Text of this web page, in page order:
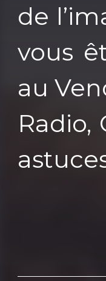
de
vous
au
Radio,